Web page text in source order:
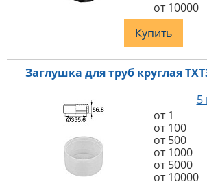
от 10000
Купить
Заглушка для труб круглая
5
от 1
от 100
от 500
от 1000
от 5000
от 10000